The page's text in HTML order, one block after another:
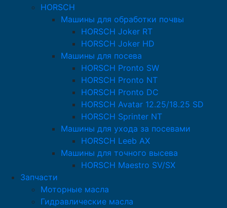
HORSCH
Машины для обработки почвы
HORSCH Joker RT
HORSCH Joker HD
Машины для посева
HORSCH Pronto SW
HORSCH Pronto NT
HORSCH Pronto DC
HORSCH Avatar 12.25/18.25 SD
HORSCH Sprinter NT
Машины для ухода за посевами
HORSCH Leeb AX
Машины для точного высева
HORSCH Maestro SV/SX
Запчасти
Моторные масла
Гидравлические масла